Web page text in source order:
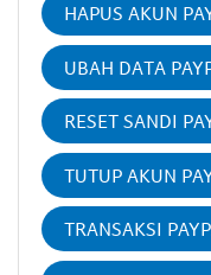
HAPUS AKUN
UBAH DATA
RESET SANDI
TUTUP AKUN
TRANSAKSI